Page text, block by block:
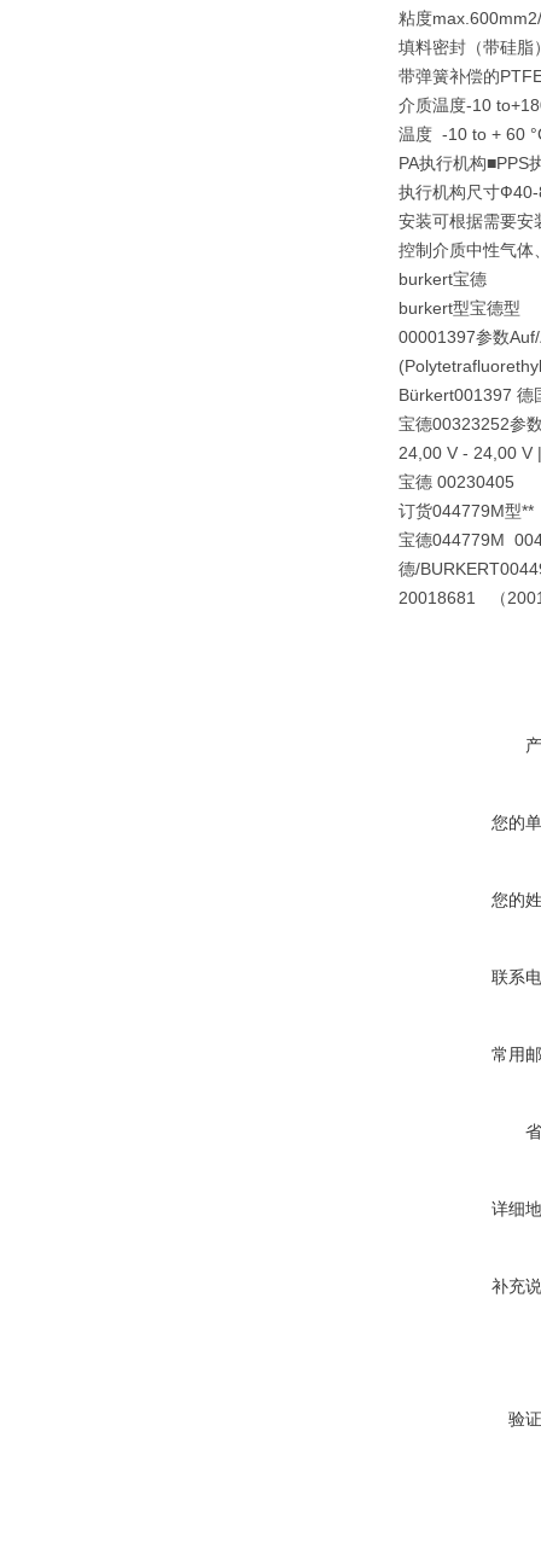
粘度
填料密封（带硅脂
带弹簧补偿的
介质温度-10
温度 -10 to + 60
PA执行机构■PPS
执行机构尺寸
安装可根据需要安
控制介质中性气体
burkert宝德
burkert型宝德型
00001397参数
Bürkert001397
宝德00323252参
24,00 V - 24,00 V
宝德 00230405
订货044779M型**
宝德044779M
德/BURKERT
20018681 （
您的
您的
联系
常用
详细
补充
验